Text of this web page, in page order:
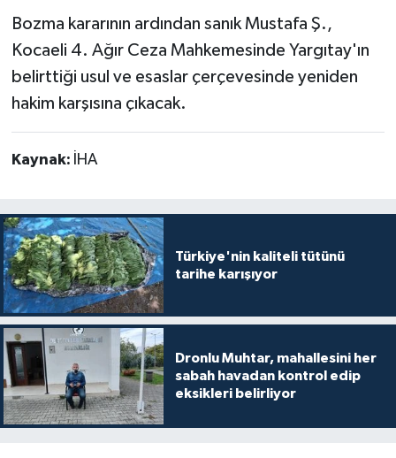
Bozma kararının ardından sanık Mustafa Ş.,
Kocaeli 4. Ağır Ceza Mahkemesinde Yargıtay'ın
belirttiği usul ve esaslar çerçevesinde yeniden
hakim karşısına çıkacak.
Kaynak: İHA
Türkiye'nin kaliteli tütünü
tarihe karışıyor
Dronlu Muhtar, mahallesini her
sabah havadan kontrol edip
eksikleri belirliyor